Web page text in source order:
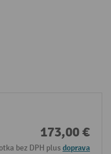
173,00 €
bez DPH plusdoprava